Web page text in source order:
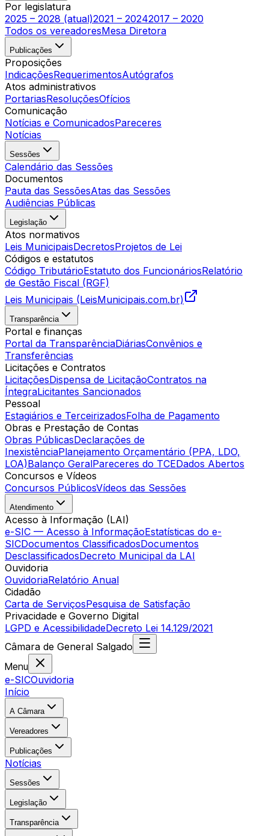
Por legislatura
2025 – 2028 (atual)2021 – 20242017 – 2020
Todos os vereadoresMesa Diretora
Publicações
Proposições
IndicaçõesRequerimentosAutógrafos
Atos administrativos
PortariasResoluçõesOfícios
Comunicação
Notícias e ComunicadosPareceres
Notícias
Sessões
Calendário das Sessões
Documentos
Pauta das SessõesAtas das Sessões
Audiências Públicas
Legislação
Atos normativos
Leis MunicipaisDecretosProjetos de Lei
Códigos e estatutos
Código TributárioEstatuto dos FuncionáriosRelatório
de Gestão Fiscal (RGF)
Leis Municipais (LeisMunicipais.com.br)
Transparência
Portal e finanças
Portal da TransparênciaDiáriasConvênios e
Transferências
Licitações e Contratos
LicitaçõesDispensa de LicitaçãoContratos na
ÍntegraLicitantes Sancionados
Pessoal
Estagiários e TerceirizadosFolha de Pagamento
Obras e Prestação de Contas
Obras PúblicasDeclarações de
InexistênciaPlanejamento Orçamentário (PPA, LDO,
LOA)Balanço GeralPareceres do TCEDados Abertos
Concursos e Vídeos
Concursos PúblicosVídeos das Sessões
Atendimento
Acesso à Informação (LAI)
e-SIC — Acesso à InformaçãoEstatísticas do e-
SICDocumentos ClassificadosDocumentos
DesclassificadosDecreto Municipal da LAI
Ouvidoria
OuvidoriaRelatório Anual
Cidadão
Carta de ServiçosPesquisa de Satisfação
Privacidade e Governo Digital
LGPD e AcessibilidadeDecreto Lei 14.129/2021
Câmara de General Salgado
Menu
e-SICOuvidoria
Início
A Câmara
Vereadores
Publicações
Notícias
Sessões
Legislação
Transparência